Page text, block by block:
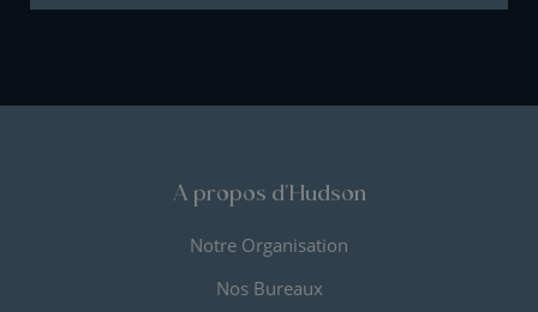
A propos d'Hudson
Notre Organisation
Nos Bureaux